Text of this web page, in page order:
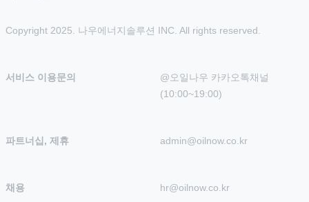
Copyright 2025. 나우에너지솔루션 INC. All rights reserved.
서비스 이용문의
@오일나우 카카오톡채널
(10:00~19:00)
파트너십, 제휴 admin@oilnow.co.kr
채용 hr@oilnow.co.kr